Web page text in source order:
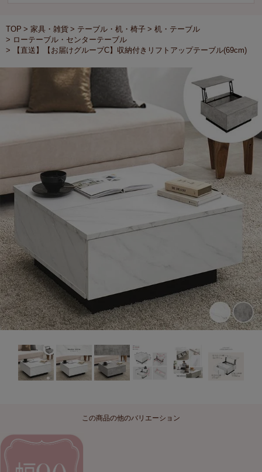
TOP 家具・雑貨 テーブル・机・椅子
机・テーブル
ローテーブル・センターテーブル
【直送】【お届けグループC】収納付きリフトアップテーブル(69cm)
この商品の他のバリエーション